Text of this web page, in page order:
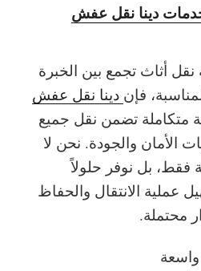
دينا نقل عفش
أثاث تجمع بين الخبرة
فإن دينا نقل عفش
متكاملة تضمن نقل جميع
الأمان والجودة. نحن لا
فقط، بل نوفر حلولاً
عملية الانتقال والحفاظ
محتملة.